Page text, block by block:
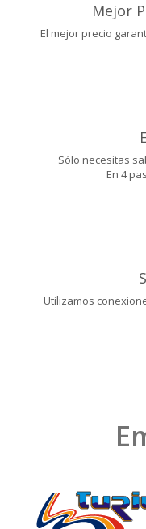
Mejor
El mejor precio
Sólo necesitas
En 4
Utilizamos
❮